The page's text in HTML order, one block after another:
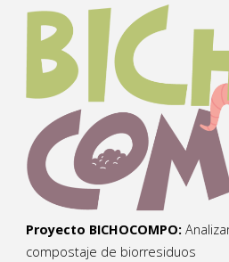
Proyecto BICHOCOMPO:
compostaje de biorresiduos